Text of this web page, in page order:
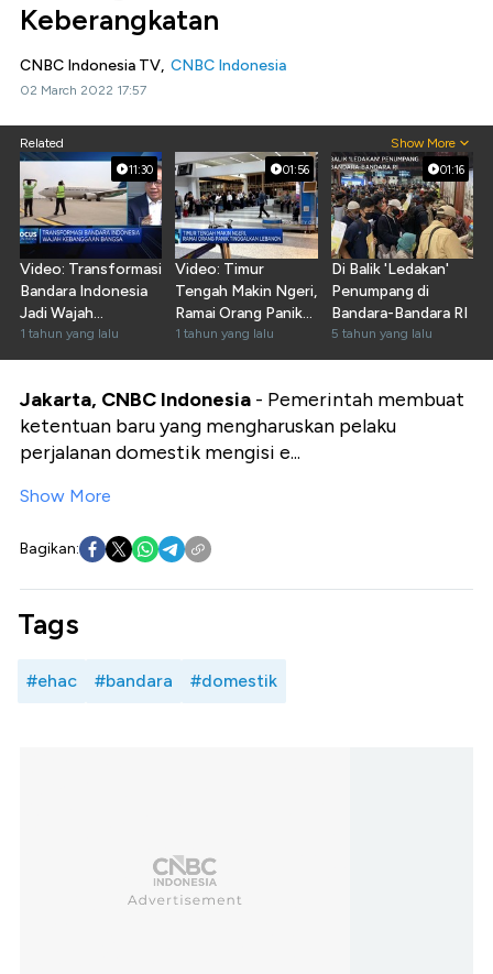
Keberangkatan
CNBC Indonesia TV, CNBC Indonesia
02 March 2022 17:57
Related Show More
11:30
Video: Transformasi
Bandara Indonesia
Jadi Wajah
Kebanggaan Bangsa
1 tahun yang lalu
01:56
Video: Timur
Tengah Makin Ngeri,
Ramai Orang Panik
Tinggalkan Lebanon
1 tahun yang lalu
01:16
Di Balik 'Ledakan'
Penumpang di
Bandara-Bandara RI
5 tahun yang lalu
Jakarta, CNBC Indonesia - Pemerintah membuat
ketentuan baru yang mengharuskan pelaku
perjalanan domestik mengisi e...
Show More
Bagikan:
Tags
#ehac #bandara #domestik